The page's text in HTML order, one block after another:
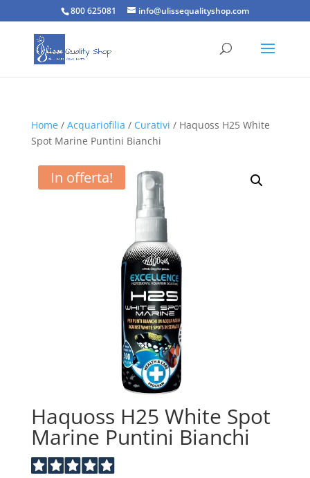
800 625081 info@ulissequalityshop.com
Home/ Acquariofilia / Curativi / Haquoss H25 White
Spot Marine Puntini Bianchi
In offerta!
Haquoss H25 White Spot
Marine Puntini Bianchi